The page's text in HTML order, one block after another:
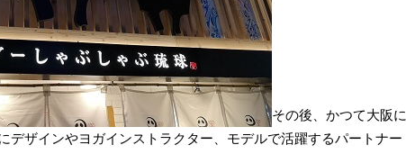
その後、かつて大阪に
デザインやヨガインストラクター、モデルで活躍するパートナー